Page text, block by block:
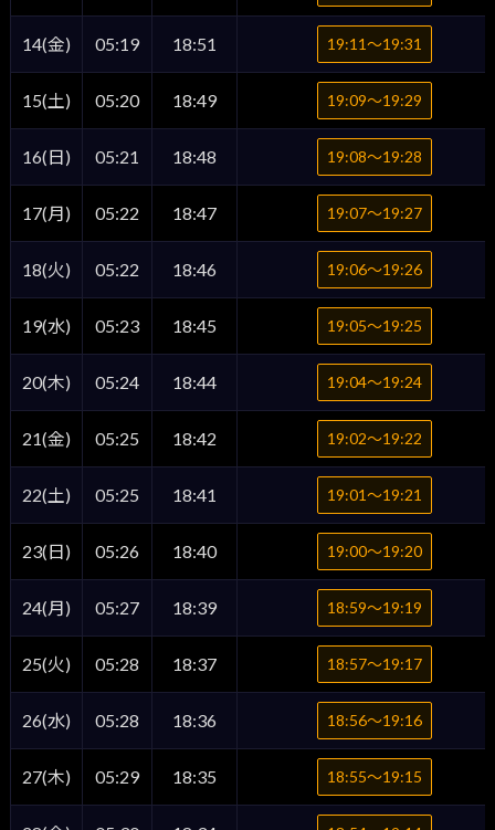
14(金) 05:19 18:51 19:11〜19:31
15(土) 05:20 18:49 19:09〜19:29
16(日) 05:21 18:48 19:08〜19:28
17(月) 05:22 18:47 19:07〜19:27
18(火) 05:22 18:46 19:06〜19:26
19(水) 05:23 18:45 19:05〜19:25
20(木) 05:24 18:44 19:04〜19:24
21(金) 05:25 18:42 19:02〜19:22
22(土) 05:25 18:41 19:01〜19:21
23(日) 05:26 18:40 19:00〜19:20
24(月) 05:27 18:39 18:59〜19:19
25(火) 05:28 18:37 18:57〜19:17
26(水) 05:28 18:36 18:56〜19:16
27(木) 05:29 18:35 18:55〜19:15